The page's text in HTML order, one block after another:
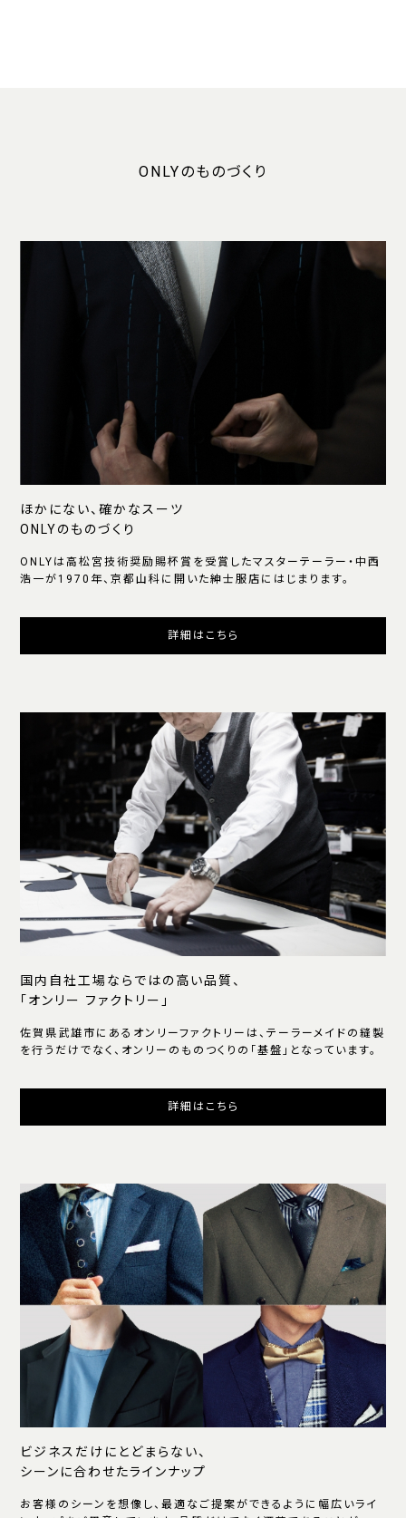
ONLYのものづくり
ほかにない、確かなスーツ
ONLYのものづくり
ONLYは高松宮技術奨励賜杯賞を受賞したマスターテーラー・中西
浩一が1970年、京都山科に開いた紳士服店にはじまります。
詳細はこちら
国内自社工場ならではの高い品質、
「オンリー ファクトリー」
佐賀県武雄市にあるオンリーファクトリーは、テーラーメイドの縫製
を行うだけでなく、オンリーのものつくりの「基盤」となっています。
詳細はこちら
ビジネスだけにとどまらない、
シーンに合わせたラインナップ
お客様のシーンを想像し、最適なご提案ができるように幅広いライ